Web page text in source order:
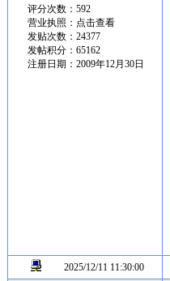
评分次数：592
营业执照： 点击查看
发贴次数：24377
发帖积分：65162
注册日期：2009年12月30日
2025/12/11 11:30:00